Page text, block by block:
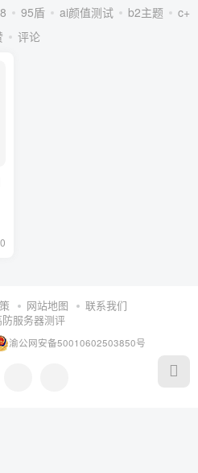
95盾 ai颜值测试 b2主题
c++
评论
网站地图
联系我们
服务器测评
渝公网安备50010602503850号